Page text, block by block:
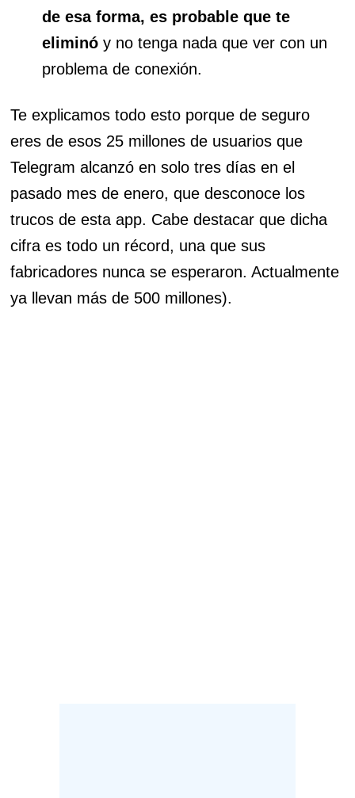
de esa forma, es probable que te
eliminóy no tenga nada que ver con un
problema de conexión.
Te explicamos todo esto porque de seguro
eres de esos 25 millones de usuarios que
Telegram alcanzó en solo tres días en el
pasado mes de enero, que desconoce los
trucos de esta app. Cabe destacar que dicha
cifra es todo un récord, una que sus
fabricadores nunca se esperaron. Actualmente
ya llevan más de 500 millones).